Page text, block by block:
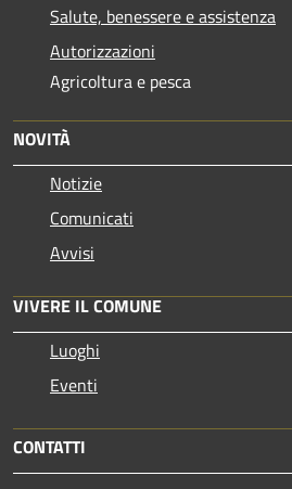
Salute, benessere e assistenza
Autorizzazioni
Agricoltura e pesca
NOVITÀ
Notizie
Comunicati
Avvisi
VIVERE IL COMUNE
Luoghi
Eventi
CONTATTI